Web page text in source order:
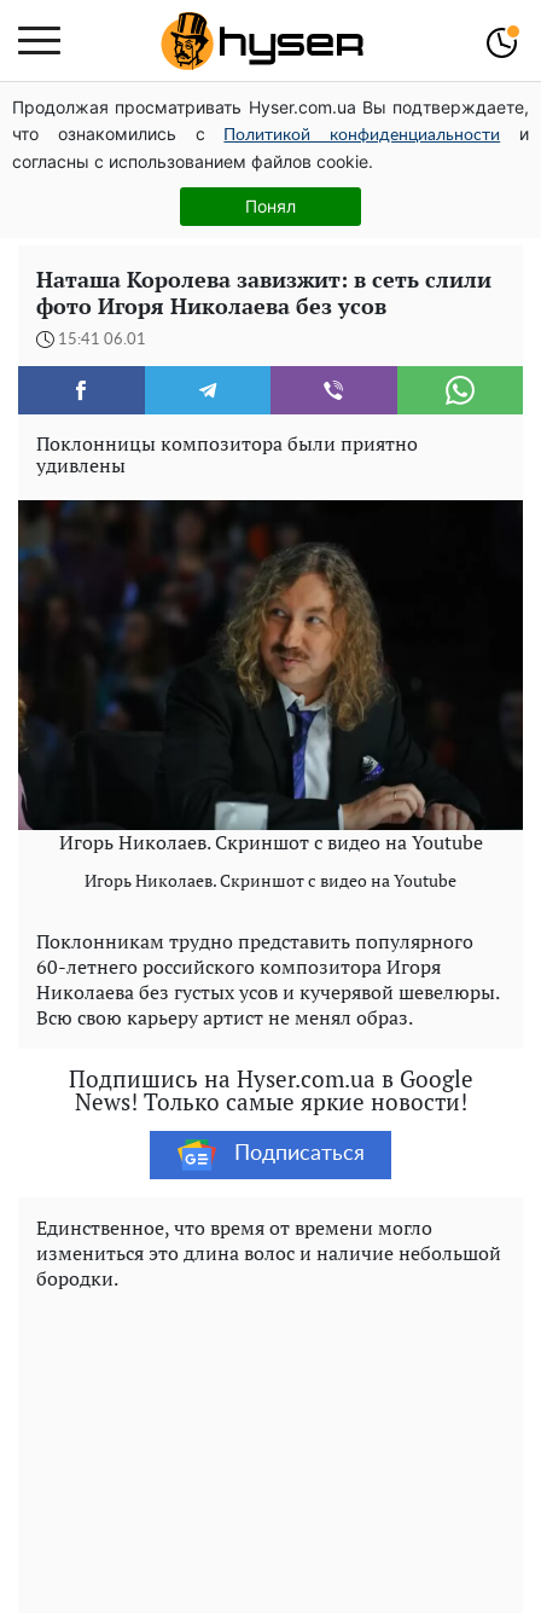
Продолжая просматривать Hyser.com.ua Вы подтверждаете,
что ознакомились с
Политикой конфиденциальности
и
согласны с использованием файлов cookie.
Понял
Дроны с наценкой: Александр Конотопский вывел
миллионы оборонного бюджета через фиктивную
фирму в Эстонии
Елена Тополя слив видео – это далеко не все:
фронтмен "Антитела" Тарас Тополя стал следующим
Наташа Королева завизжит: в сеть слили
фото Игоря Николаева без усов
15:41 06.01
Поклонницы композитора были приятно
удивлены
Игорь Николаев. Скриншот с видео на Youtube
Игорь Николаев. Скриншот с видео на Youtube
Поклонникам трудно представить популярного
60-летнего российского композитора Игоря
Николаева без густых усов и кучерявой шевелюры.
Всю свою карьеру артист не менял образ.
Подпишись на Hyser.com.ua в Google
News! Только самые яркие новости!
Подписаться
Единственное, что время от времени могло
измениться это длина волос и наличие небольшой
бородки.